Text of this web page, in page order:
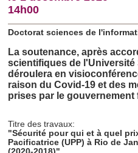
14h00
Doctorat sciences de
La soutenance, après
scientifiques de l'Université
déroulera en
raison du Covid-19 et des
prises par le gouvernement
Titre des travaux:
"Sécurité pour qui et à quel
Pacificatrice (UPP) à Rio de